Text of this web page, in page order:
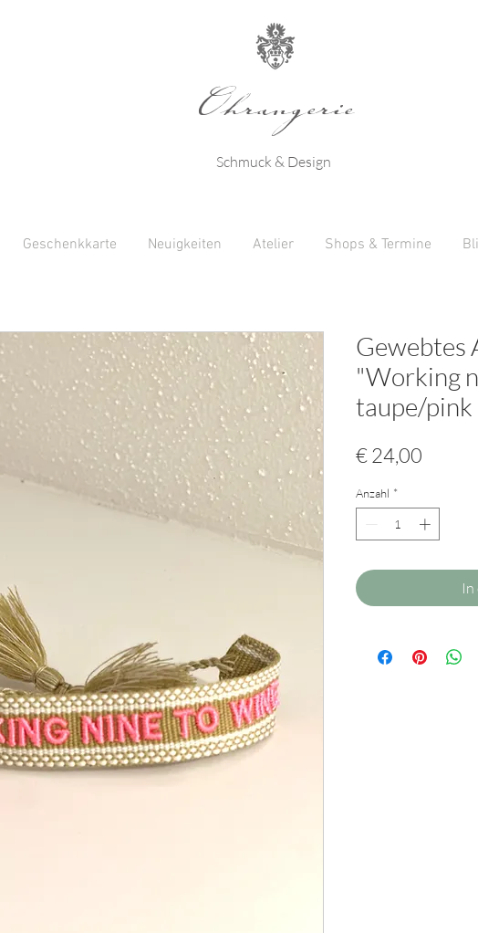
Schmuck & Design
Ohrangerie
Gewebtes
"Working
taupe/pink
€ 24,00
Anzahl *
Geschenkkarte Neuigkeiten Atelier Shops & Termine